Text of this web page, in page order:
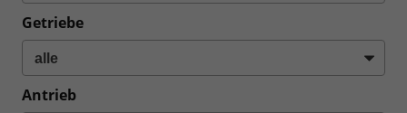
Getriebe
Antrieb